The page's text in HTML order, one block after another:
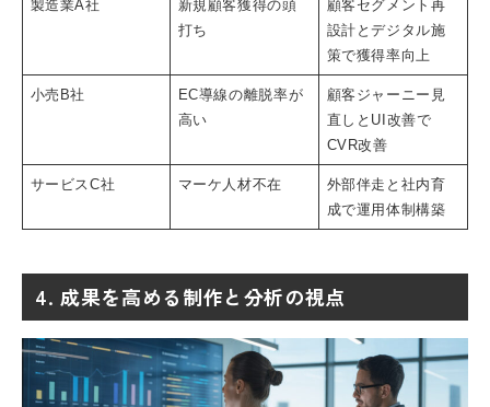
製造業A社
新規顧客獲得の頭
打ち
顧客セグメント再
設計とデジタル施
策で獲得率向上
小売B社
EC導線の離脱率が
高い
顧客ジャーニー見
直しとUI改善で
CVR改善
サービスC社 マーケ人材不在
外部伴走と社内育
成で運用体制構築
4. 成果を高める制作と分析の視点